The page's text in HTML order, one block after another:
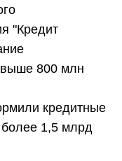
"Кредит
800 млн
кредитные
1,5 млрд